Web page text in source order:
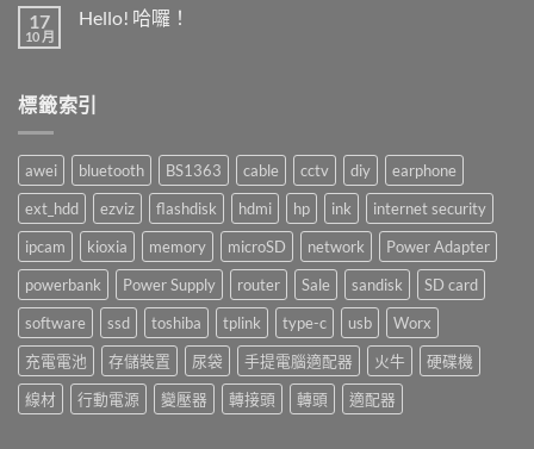
庫
盤
17
10 月
Hello! 哈囉！
中
標籤索引
awei bluetooth BS1363 cable cctv diy
earphone
ext_hdd
ezviz flashdisk hdmi hp ink
internet security
ipcam
kioxia memory microSD network
Power Adapter
powerbank
Power Supply router Sale sandisk
SD card
software
ssd toshiba tplink type-c usb
Worx
充電電池
存儲裝置 尿袋 手提電腦適配器 火牛
硬碟機
線材
行動電源 變壓器 轉接頭 轉頭 適配器